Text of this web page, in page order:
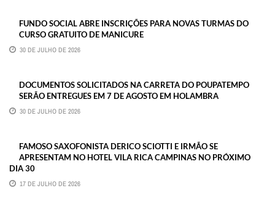
FUNDO SOCIAL ABRE INSCRIÇÕES PARA NOVAS TURMAS DO
CURSO GRATUITO DE MANICURE
30 DE JULHO DE 2026
DOCUMENTOS SOLICITADOS NA CARRETA DO POUPATEMPO
SERÃO ENTREGUES EM 7 DE AGOSTO EM HOLAMBRA
30 DE JULHO DE 2026
FAMOSO SAXOFONISTA DERICO SCIOTTI E IRMÃO SE
APRESENTAM NO HOTEL VILA RICA CAMPINAS NO PRÓXIMO
DIA 30
17 DE JULHO DE 2026